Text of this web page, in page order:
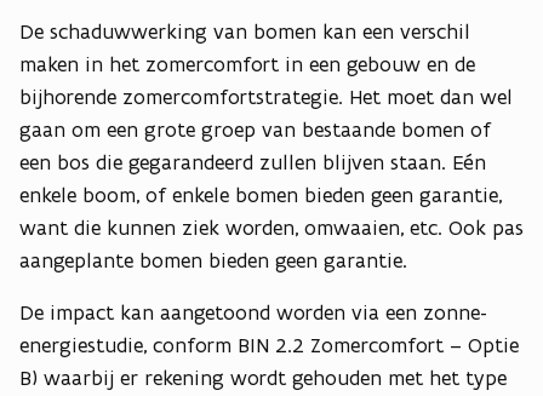
De schaduwwerking van bomen kan een verschil
maken in het zomercomfort in een gebouw en de
bijhorende zomercomfortstrategie. Het moet dan wel
gaan om een grote groep van bestaande bomen of
een bos die gegarandeerd zullen blijven staan. Eén
enkele boom, of enkele bomen bieden geen garantie,
want die kunnen ziek worden, omwaaien, etc. Ook pas
aangeplante bomen bieden geen garantie.
De impact kan aangetoond worden via een zonne-
energiestudie, conform BIN 2.2 Zomercomfort – Optie
B) waarbij er rekening wordt gehouden met het type